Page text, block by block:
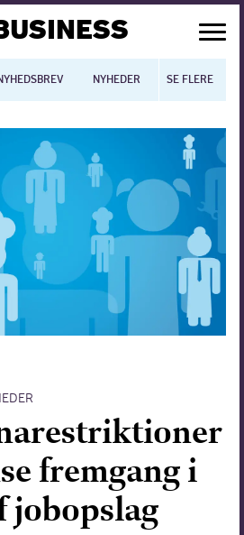
NYHEDER BLOGS
SE FLERE
fremgang i
jobopslag